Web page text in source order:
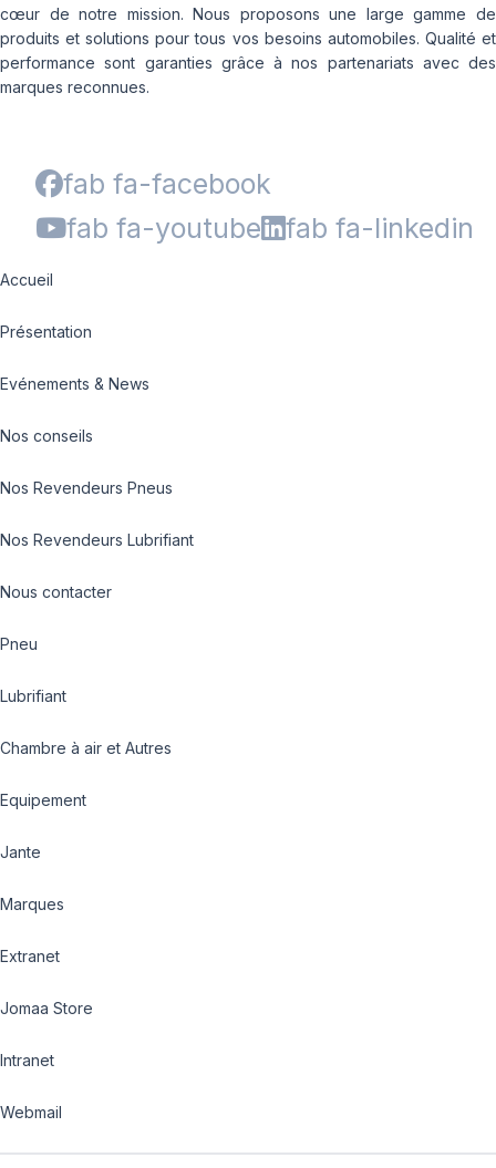
cœur de notre mission. Nous proposons une large gamme de
produits et solutions pour tous vos besoins automobiles. Qualité et
performance sont garanties grâce à nos partenariats avec des
marques reconnues.
fab fa-facebook
fab fa-youtube
fab fa-linkedin
Accueil
Présentation
Evénements & News
Nos conseils
Nos Revendeurs Pneus
Nos Revendeurs Lubrifiant
Nous contacter
Pneu
Lubrifiant
Chambre à air et Autres
Equipement
Jante
Marques
Extranet
Jomaa Store
Intranet
Webmail